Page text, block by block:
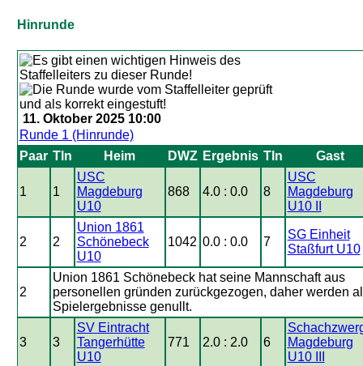
Hinrunde
11. Oktober 2025 10:00
Runde 1 (Hinrunde)
Paar Tln Heim DWZ Ergebnis Tln Gast
1 1
USC
Magdeburg
U10
868 4.0 : 0.0 8
USC
Magdeburg
U10 II
2 2
Union 1861
Schönebeck
U10
1042 0.0 : 0.0 7
SG Einheit
Staßfurt U10
2
Union 1861 Schönebeck hat seine Mannschaft aus
personellen gründen zurückgezogen, daher werden
Spielergebnisse genullt.
3 3
SV Eintracht
Tangerhütte
U10
771 2.0 : 2.0 6
Magdeburg
U10 III